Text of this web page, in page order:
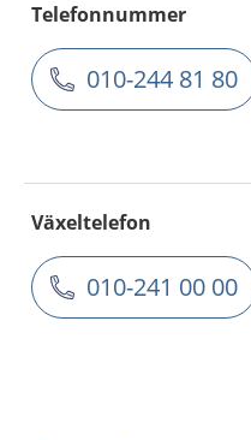
Telefonnummer
010-244 81 80
Växeltelefon
010-241 00 00